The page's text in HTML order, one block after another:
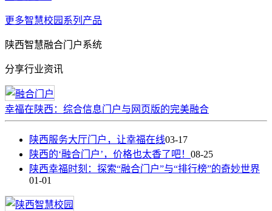
更多智慧校园系列产品
陕西智慧融合门户系统
分享行业资讯
幸福在陕西：综合信息门户与网页版的完美融合
陕西服务大厅门户，让幸福在线03-17
陕西的‘融合门户’，价格也太香了吧！ 08-25
陕西幸福时刻：探索“融合门户”与“排行榜”的奇妙世界
01-01